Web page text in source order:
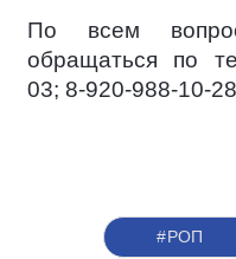
По всем
обращаться по
03; 8-920-988-10-
#РОП